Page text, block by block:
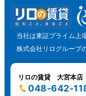
当社は東証プライム上
株式会社リログループ
リロの賃貸 大宮本店
048-642-